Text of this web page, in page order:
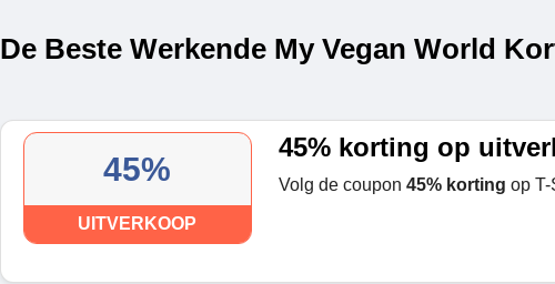
De Beste Werkende My Vegan World
45%
UITVERKOOP
45% korting op
Volg de coupon 45% korting op